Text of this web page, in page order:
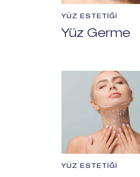
Yüz Germe
YÜZ ESTETIĞI
YÜZ ESTETIĞI